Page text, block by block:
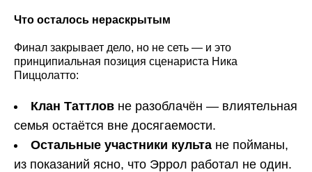
Что осталось нераскрытым
Финал закрывает дело, но не сеть — и это
принципиальная позиция сценариста Ника
Пиццолатто:
Клан Таттлов не разоблачён — влиятельная
семья остаётся вне досягаемости.
Остальные участники культа не пойманы,
из показаний ясно, что Эррол работал не один.